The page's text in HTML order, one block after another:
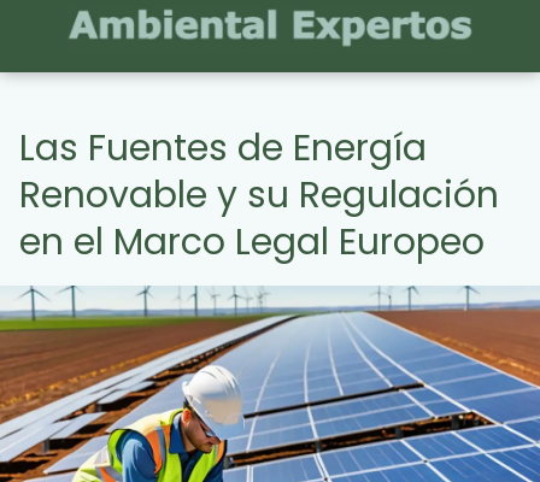
Las Fuentes de Energía
Renovable y su Regulación
en el Marco Legal Europeo